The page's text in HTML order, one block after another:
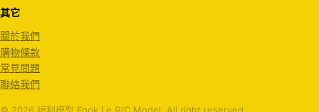
其它
關於我們
購物條款
常見問題
聯絡我們